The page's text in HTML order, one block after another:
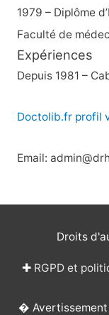
1979 – Diplôme
Faculté de
Expériences
Depuis 1981 –
Doctolib.fr profil
Email:
Droits
✚ RGPD et
� Avertissement